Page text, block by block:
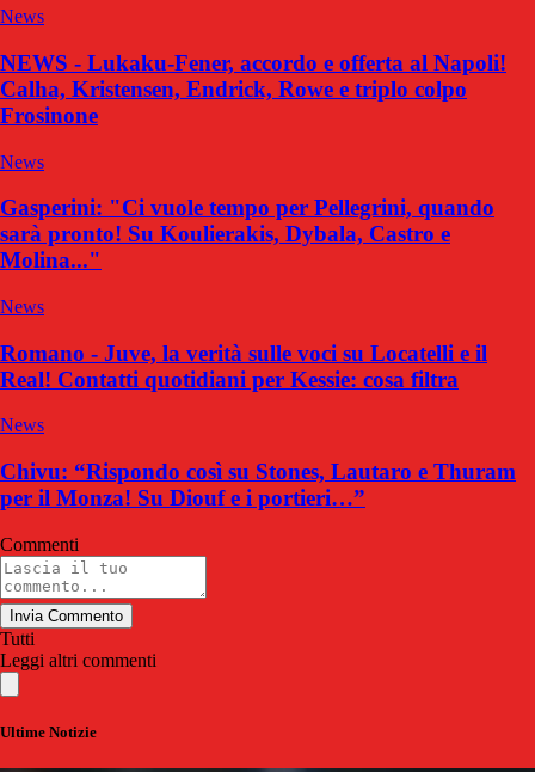
News
NEWS - Lukaku-Fener, accordo e offerta al Napoli!
Calha, Kristensen, Endrick, Rowe e triplo colpo
Frosinone
News
Gasperini: "Ci vuole tempo per Pellegrini, quando
sarà pronto! Su Koulierakis, Dybala, Castro e
Molina..."
News
Romano - Juve, la verità sulle voci su Locatelli e il
Real! Contatti quotidiani per Kessie: cosa filtra
News
Chivu: “Rispondo così su Stones, Lautaro e Thuram
per il Monza! Su Diouf e i portieri…”
Commenti
Invia Commento
Tutti
Leggi altri commenti
Ultime Notizie